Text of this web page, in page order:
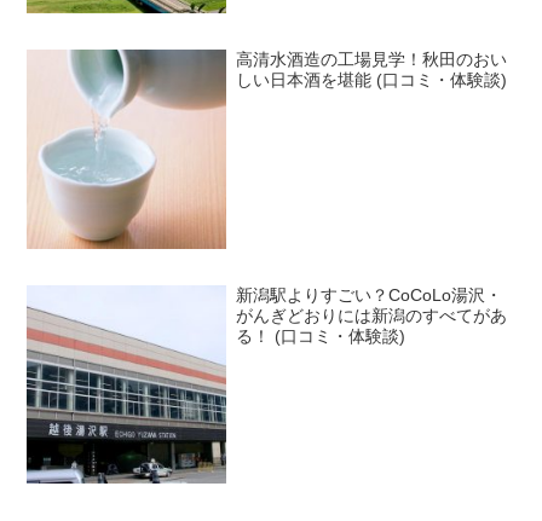
高清水酒造の工場見学！秋田のおい
しい日本酒を堪能 (口コミ・体験談)
新潟駅よりすごい？CoCoLo湯沢・
がんぎどおりには新潟のすべてがあ
る！ (口コミ・体験談)